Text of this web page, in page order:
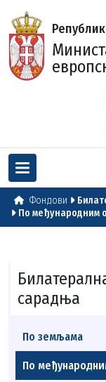
Фондови
По међународним
сарадња
По земљама
По